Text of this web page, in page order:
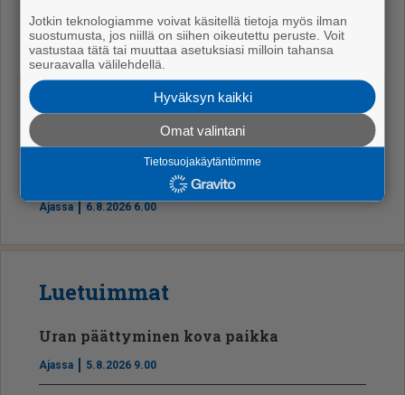
Stoppi tuo C-hepatiit­ti­tes­tauksen lähelle
satakuntalaisia
Ajassa 6.8.2026 11.10
”Luonto tuo sielunrauhaa ja tuntuu kodilta”
6.8.2026 10.00
”Teen niin kuin sydän sanoo”
Ajassa 6.8.2026 6.00
Luetuimmat
Uran päättyminen kova paikka
Ajassa 5.8.2026 9.00
Jotkin teknologiamme voivat käsitellä tietoja myös ilman
suostumusta, jos niillä on siihen oikeutettu peruste. Voit
vastustaa tätä tai muuttaa asetuksiasi milloin tahansa
seuraavalla välilehdellä.
Hyväksyn kaikki
Omat valintani
Tietosuojakäytäntömme